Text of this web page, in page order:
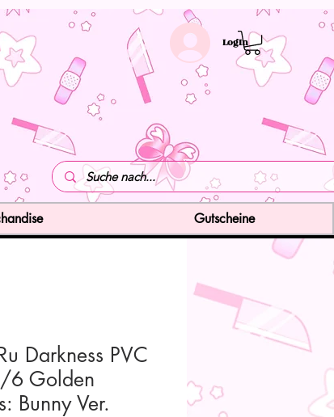
LogIn
Darkness PVC
6 Golden
Bunny Ver.
Gutscheine